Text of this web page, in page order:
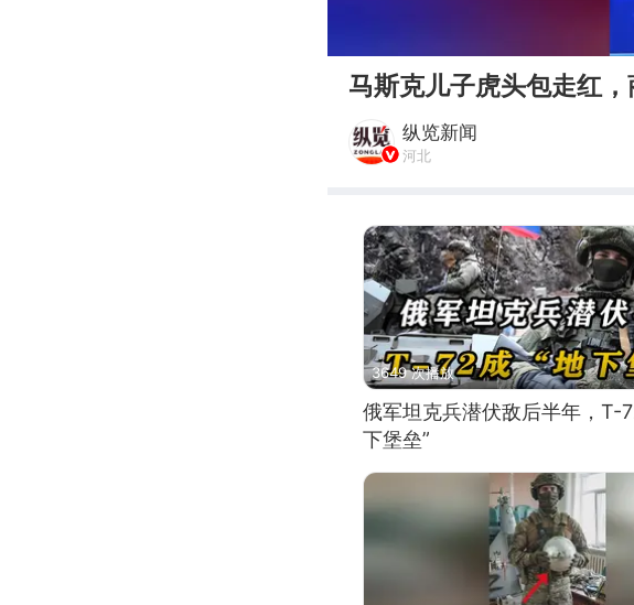
马斯克儿子虎头包走红
纵览新闻
河北
3649 次播放
俄军坦克兵潜伏敌后半年，T-
下堡垒”